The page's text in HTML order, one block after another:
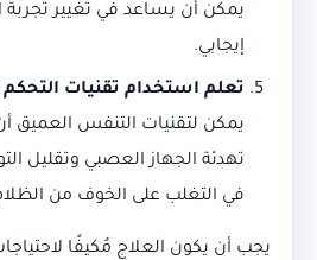
يمكن أن يساعد في تغيير تجربة
إيجابي.
تعلم استخدام تقنيات
يمكن لتقنيات التنفس العميق
تهدئة الجهاز العصبي وتقليل
في التغلب على الخوف من
يجب أن يكون العلاج مُكيفًا